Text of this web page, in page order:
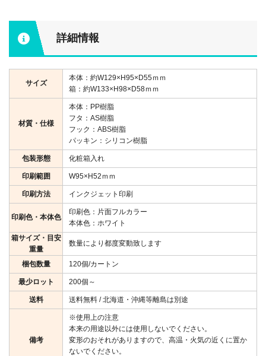
詳細情報
サイズ
本体：約W129×H95×D55ｍｍ
箱：約W133×H98×D58ｍｍ
材質・仕様
本体：PP樹脂
フタ：AS樹脂
フック：ABS樹脂
パッキン：シリコン樹脂
包装形態 化粧箱入れ
印刷範囲 W95×H52ｍｍ
印刷方法 インクジェット印刷
印刷色・本体色
印刷色：片面フルカラー
本体色：ホワイト
箱サイズ・目安
重量
数量により都度変動致します
梱包数量 120個/カートン
最少ロット 200個～
送料 送料無料 / 北海道・沖縄等離島は別途
備考
※使用上の注意
本来の用途以外には使用しないでください。
変形のおそれがありますので、高温・火気の近くに置か
ないでください。